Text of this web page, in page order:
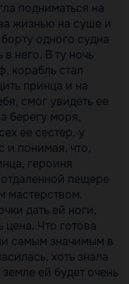
подниматься на
жизнью на суше и
одного судна
него. В ту ночь
корабль стал
принца и на
смог увидеть ее
берегу моря,
ее сестер, у
и понимая, что,
героиня
пещере
мастерством.
дать ей ноги,
цена. Что готова
самым значимым в
хоть знала
ей будет очень